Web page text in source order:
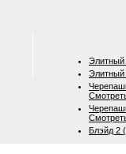
Элитный
Элитный
Блэйд 2